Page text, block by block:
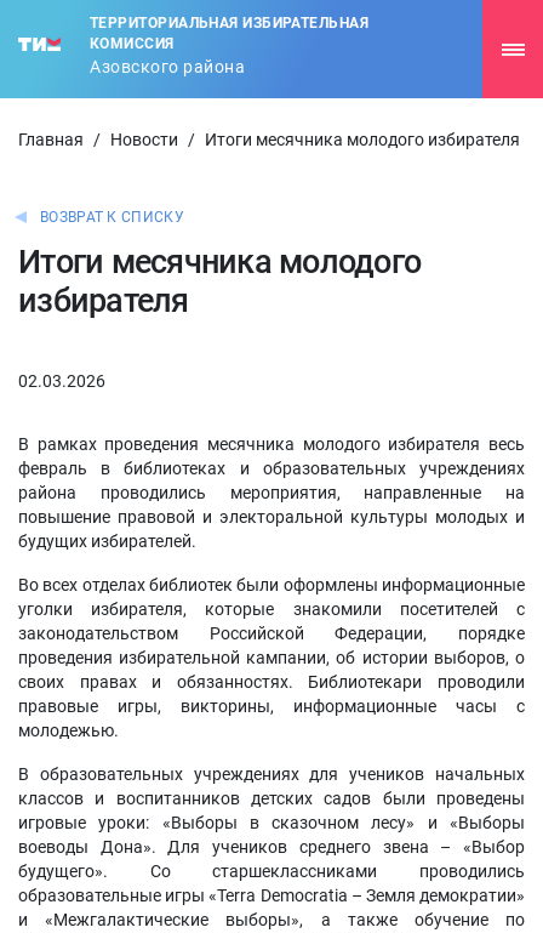
ТЕРРИТОРИАЛЬНАЯ ИЗБИРАТЕЛЬНАЯ
КОМИССИЯ
Азовского района
Главная / Новости / Итоги месячника молодого избирателя
ВОЗВРАТ К СПИСКУ
Итоги месячника молодого
избирателя
02.03.2026
В рамках проведения месячника молодого избирателя весь
февраль в библиотеках и образовательных учреждениях
района проводились мероприятия, направленные на
повышение правовой и электоральной культуры молодых и
будущих избирателей.
Во всех отделах библиотек были оформлены информационные
уголки избирателя, которые знакомили посетителей с
законодательством Российской Федерации, порядке
проведения избирательной кампании, об истории выборов, о
своих правах и обязанностях. Библиотекари проводили
правовые игры, викторины, информационные часы с
молодежью.
В образовательных учреждениях для учеников начальных
классов и воспитанников детских садов были проведены
игровые уроки: «Выборы в сказочном лесу» и «Выборы
воеводы Дона». Для учеников среднего звена – «Выбор
будущего». Со старшеклассниками проводились
образовательные игры «Terra Democratia – Земля демократии»
и «Межгалактические выборы», а также обучение по